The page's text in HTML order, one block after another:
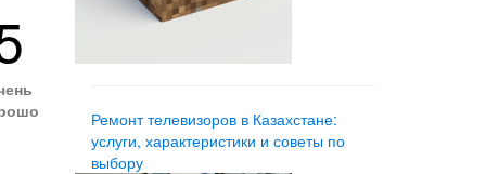
Ремонт телевизоров в Казахстане:
услуги, характеристики и советы по
выбору